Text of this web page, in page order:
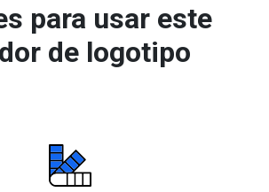
para usar este
de logotipo